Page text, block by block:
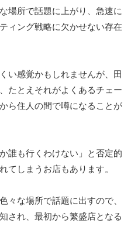
場所で話題に上がり、急速に
ィング戦略に欠かせない存在
い感覚かもしれませんが、田
たとえそれがよくあるチェー
ら住人の間で噂になることが
誰も行くわけない」と否定的
てしまうお店もあります。
々な場所で話題に出すので、
され、最初から繁盛店となる